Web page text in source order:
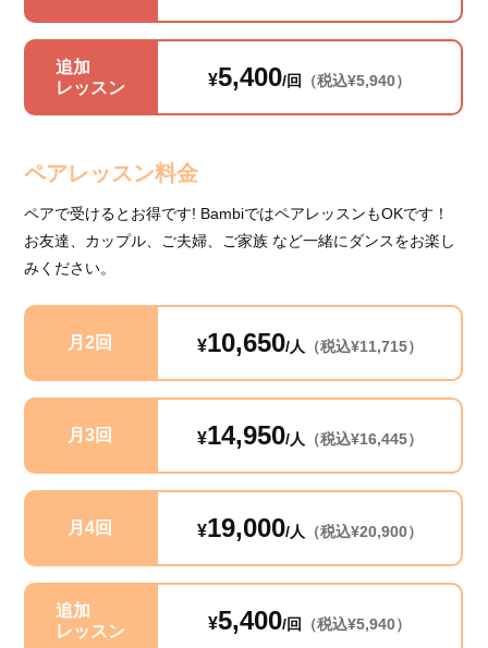
追加
レッスン
¥5,400/回 （税込¥5,940）
ペアレッスン料金
ペアで受けるとお得です! BambiではペアレッスンもOKです！
お友達、カップル、ご夫婦、ご家族 など一緒にダンスをお楽し
みください。
月2回 ¥10,650/人 （税込¥11,715）
月3回 ¥14,950/人 （税込¥16,445）
月4回 ¥19,000/人 （税込¥20,900）
追加
レッスン
¥5,400/回 （税込¥5,940）